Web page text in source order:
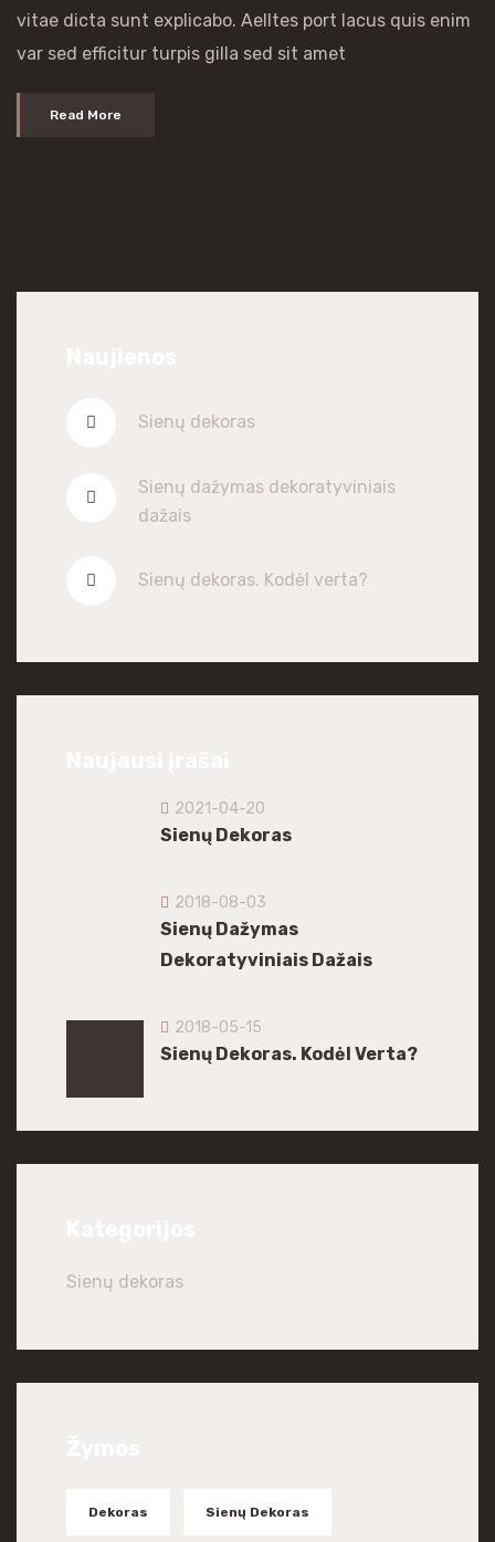
vitae dicta sunt explicabo. Aelltes port lacus quis enim
var sed efficitur turpis gilla sed sit amet
Read More
Sienų dekoras
Sienų dažymas dekoratyviniais
dažais
Sienų dekoras. Kodėl verta?
Sienų Dekoras
2021-04-20
Sienų Dažymas
Dekoratyviniais Dažais
2018-08-03
Sienų Dekoras. Kodėl Verta?
2018-05-15
Sienų dekoras
Dekoras Sienų Dekoras